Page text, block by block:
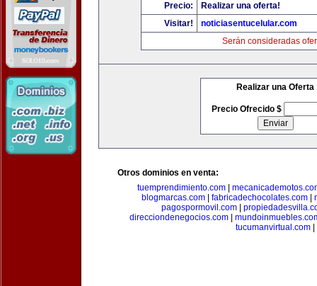
Precio:
Realizar una oferta!
Visitar!
noticiasentucelular.com
Serán consideradas
Realizar una Oferta
Precio Ofrecido $
Otros dominios en venta:
tuemprendimiento.com
blogmarcas.com
fabricadechocolates.com
pagospormovil.com
direcciondenegocios.com
tucumanvirtual.com